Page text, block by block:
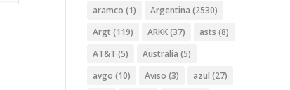
aramco (1) Argentina (2530)
Argt (119) ARKK(37) asts (8)
AT&T (5) Australia (5)
avgo (10) Aviso (3) azul (27)